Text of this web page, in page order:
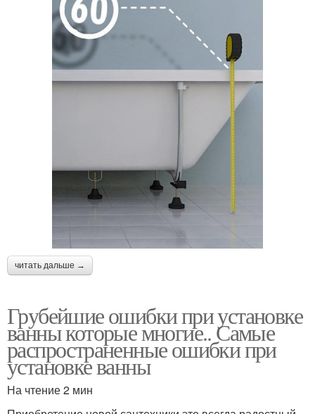
читать дальше →
Грубейшие ошибки при установке
ванны которые многие.. Самые
распространенные ошибки при
установке ванны
На чтение 2 мин